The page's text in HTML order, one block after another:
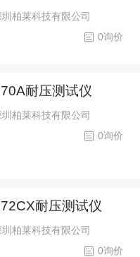
柏莱科技有限公司
0询价
耐压测试仪
柏莱科技有限公司
0询价
耐压测试仪
柏莱科技有限公司
0询价